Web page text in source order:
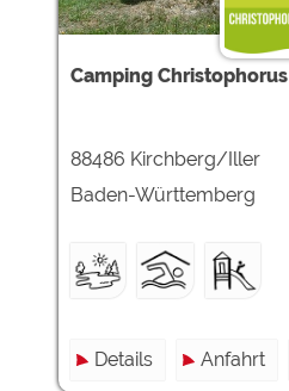
Camping Christophorus
88486 Kirchberg/Iller
Baden-Württemberg
Details Anfahrt